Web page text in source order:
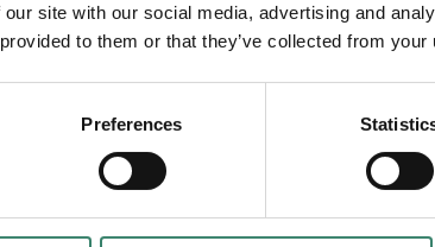
site with our social media, advertising and
to them or that they’ve collected from
Preferences
Tillbaka till Sverek